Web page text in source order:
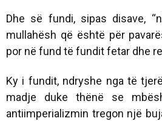
Dhe së fundi, sipas disave,
mullahësh që është për
por në fund të fundit fetar dhe
Ky i fundit, ndryshe nga të
madje duke thënë se
antiimperializmin tregon një